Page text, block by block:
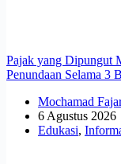
Pajak yang Dipungut
Penundaan Selama 3
Mochamad
6 Agustus 2026
Edukasi,